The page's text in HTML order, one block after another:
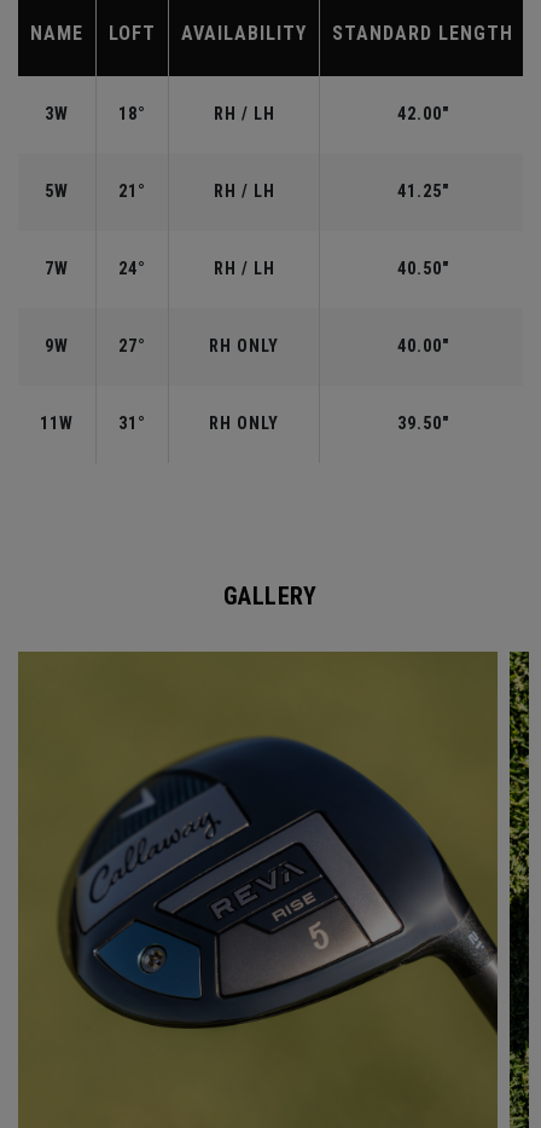
NAME LOFT AVAILABILITY STANDARD LENGTH
3W 18° RH / LH 42.00"
5W 21° RH / LH 41.25"
7W 24° RH / LH 40.50"
9W 27° RH ONLY 40.00"
11W 31° RH ONLY 39.50"
GALLERY